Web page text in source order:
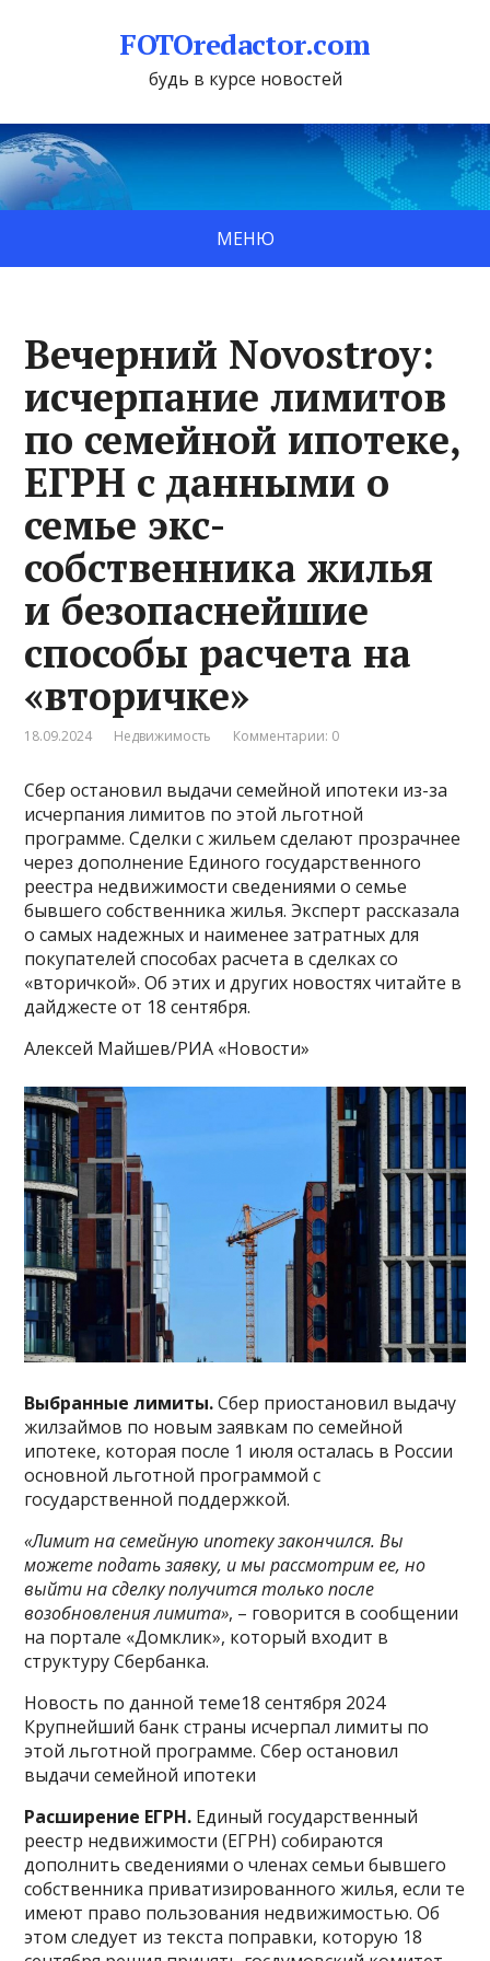
FOTOredactor.com
будь в курсе новостей
МЕНЮ
Вечерний Novostroy:
исчерпание лимитов
по семейной ипотеке,
ЕГРН с данными о
семье экс-
собственника жилья
и безопаснейшие
способы расчета на
«вторичке»
18.09.2024 Недвижимость Комментарии: 0
Сбер остановил выдачи семейной ипотеки из-за
исчерпания лимитов по этой льготной
программе. Сделки с жильем сделают прозрачнее
через дополнение Единого государственного
реестра недвижимости сведениями о семье
бывшего собственника жилья. Эксперт рассказала
о самых надежных и наименее затратных для
покупателей способах расчета в сделках со
«вторичкой». Об этих и других новостях читайте в
дайджесте от 18 сентября.
Алексей Майшев/РИА «Новости»
Выбранные лимиты.Сбер приостановил выдачу
жилзаймов по новым заявкам по семейной
ипотеке, которая после 1 июля осталась в России
основной льготной программой с
государственной поддержкой.
«Лимит на семейную ипотеку закончился. Вы
можете подать заявку, и мы рассмотрим ее, но
выйти на сделку получится только после
возобновления лимита», – говорится в сообщении
на портале «Домклик», который входит в
структуру Сбербанка.
Новость по данной теме18 сентября 2024
Крупнейший банк страны исчерпал лимиты по
этой льготной программе. Сбер остановил
выдачи семейной ипотеки
Расширение ЕГРН. Единый государственный
реестр недвижимости (ЕГРН) собираются
дополнить сведениями о членах семьи бывшего
собственника приватизированного жилья, если те
имеют право пользования недвижимостью. Об
этом следует из текста поправки, которую 18